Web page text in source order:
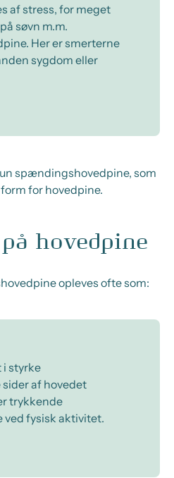
af stress, for meget
søvn m.m.
Her er smerterne
sygdom eller
spændingshovedpine, som
for hovedpine.
hovedpine
opleves ofte som:
i styrke
af hovedet
trykkende
ved fysisk aktivitet.